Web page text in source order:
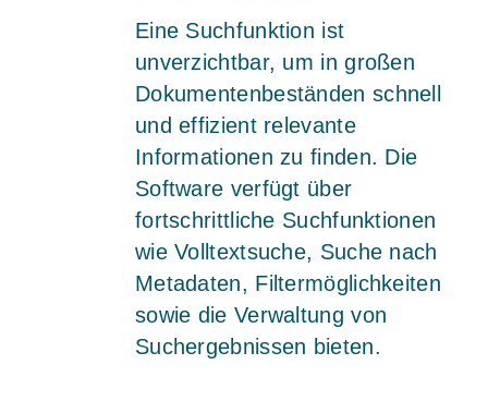
Eine Suchfunktion ist
unverzichtbar, um in großen
Dokumentenbeständen schnell
und effizient relevante
Informationen zu finden. Die
Software verfügt über
fortschrittliche Suchfunktionen
wie Volltextsuche, Suche nach
Metadaten, Filtermöglichkeiten
sowie die Verwaltung von
Suchergebnissen bieten.